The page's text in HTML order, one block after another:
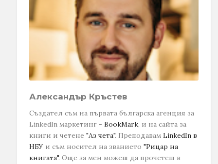
Александър Кръстев
Създател съм на първата българска агенция за
LinkedIn маркетинг - BookMark, и на сайта за
книги и четене "Аз чета". Преподавам LinkedIn в
НБУ и съм носител на званието "Рицар на
книгата". Още за мен можеш да прочетеш в